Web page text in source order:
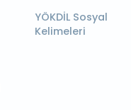
YÖKDİL Sosyal
Kelimeleri